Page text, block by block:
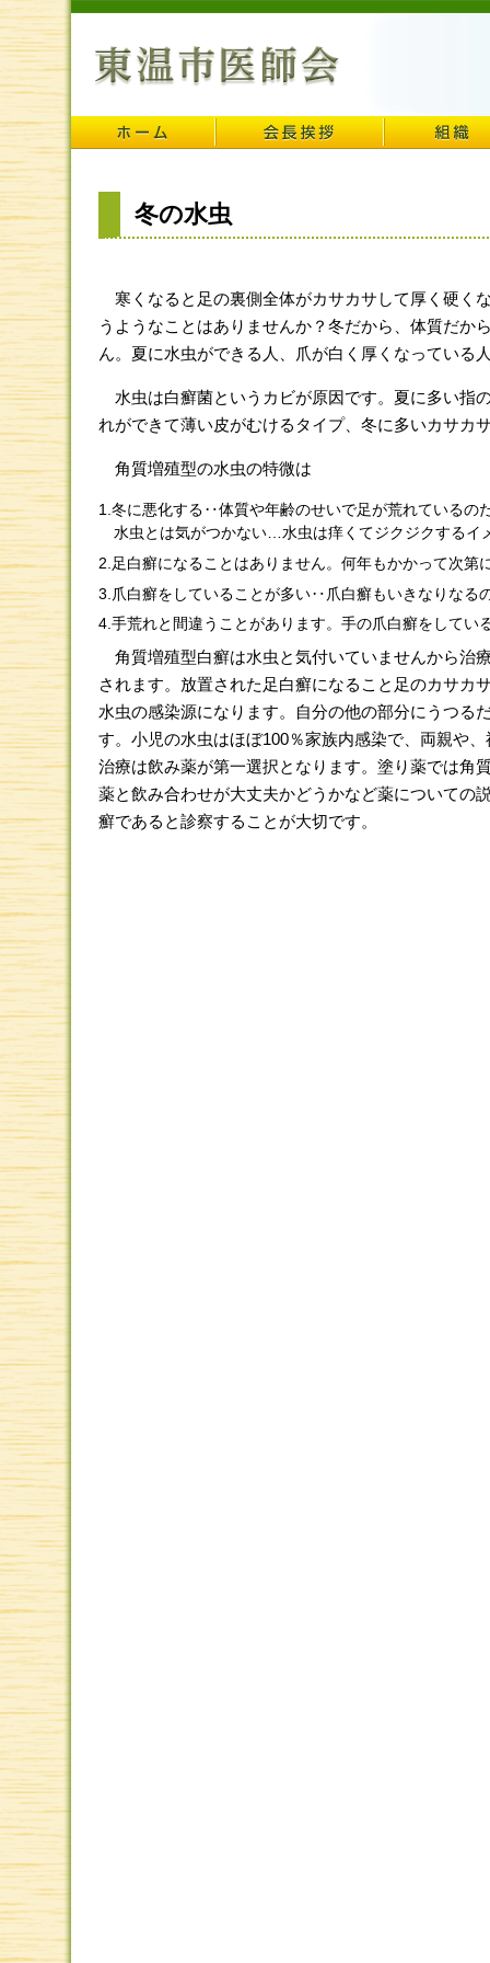
冬の水虫
寒くなると足の裏側全体がカサカサして厚く硬く
うようなことはありませんか？冬だから、体質だか
ん。夏に水虫ができる人、爪が白く厚くなっている
水虫は白癬菌というカビが原因です。夏に多い指
れができて薄い皮がむけるタイプ、冬に多いカサカ
角質増殖型の水虫の特微は
1.冬に悪化する‥体質や年齢のせいで足が荒れているの
水虫とは気がつかない…水虫は痒くてジクジクするイ
2.足白癬になることはありません。何年もかかって次第
3.爪白癬をしていることが多い‥爪白癬もいきなりなる
4.手荒れと間違うことがあります。手の爪白癬をしてい
角質増殖型白癬は水虫と気付いていませんから治
されます。放置された足白癬になること足のカサカ
水虫の感染源になります。自分の他の部分にうつる
す。小児の水虫はほぼ100％家族内感染で、両親や
治療は飲み薬が第一選択となります。塗り薬では角
薬と飲み合わせが大丈夫かどうかなど薬についての
癬であると診察することが大切です。